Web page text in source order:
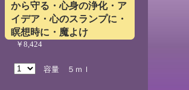
から守る・心身の浄化・ア
イデア・心のスランプに・
瞑想時に・魔よけ
￥8,424
容量 ５ｍｌ